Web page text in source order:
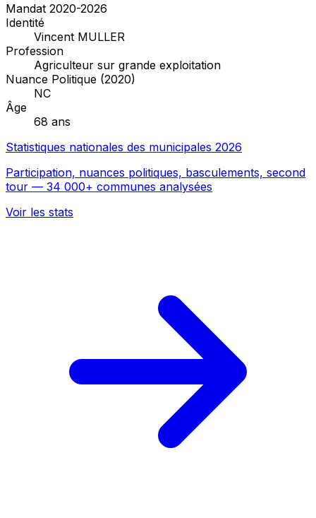
Mandat 2020-2026
Identité
Vincent MULLER
Profession
Agriculteur sur grande exploitation
Nuance Politique (2020)
NC
Âge
68 ans
Statistiques nationales des municipales 2026
Participation, nuances politiques, basculements, second
tour — 34 000+ communes analysées
Voir les stats